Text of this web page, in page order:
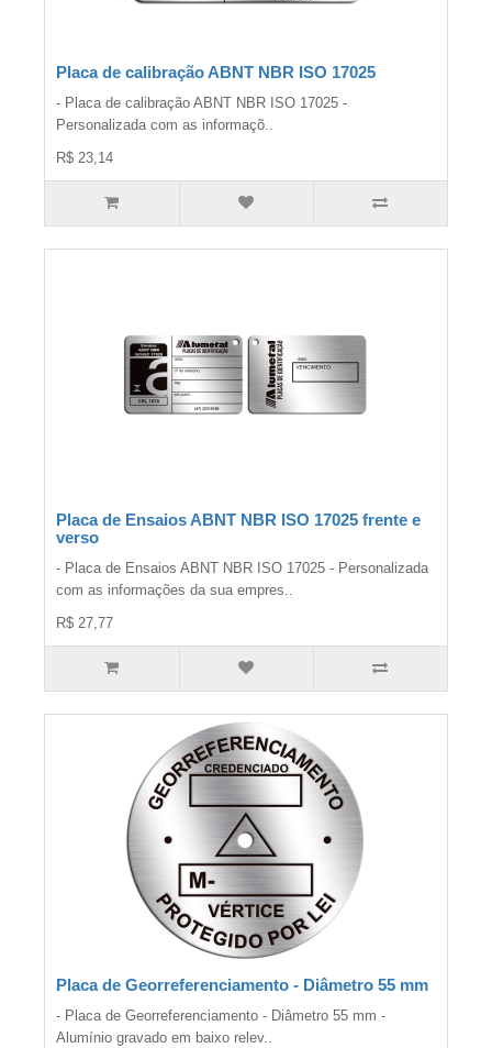
Placa de calibração ABNT NBR ISO 17025
- Placa de calibração ABNT NBR ISO 17025 -
Personalizada com as informaçõ..
R$ 23,14
Placa de Ensaios ABNT NBR ISO 17025 frente e
verso
- Placa de Ensaios ABNT NBR ISO 17025 - Personalizada
com as informações da sua empres..
R$ 27,77
Placa de Georreferenciamento - Diâmetro 55 mm
- Placa de Georreferenciamento - Diâmetro 55 mm -
Alumínio gravado em baixo relev..